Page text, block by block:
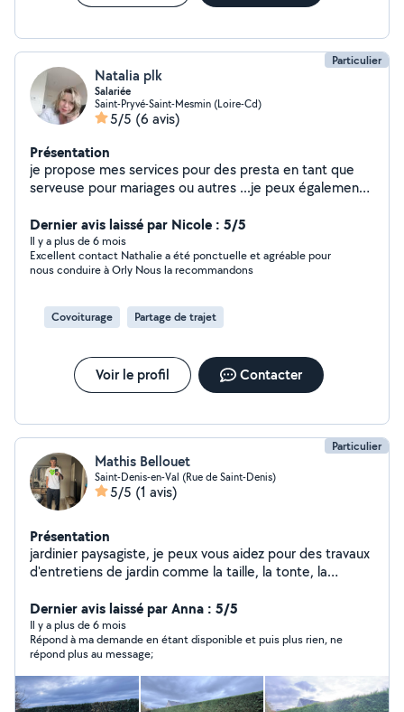
Particulier
Natalia plk
Salariée
Saint-Pryvé-Saint-Mesmin (Loire-Cd)
5/5 (6 avis)
Présentation
je propose mes services pour des presta en tant que
serveuse pour mariages ou autres ...je peux également
sitting..je peux faire vos courses ..disponible ponctuelle
et vehiculée je suis a votre disposition pout d eventuels
services..n' hésitez pas à me contacter
Dernier avis laissé par Nicole : 5/5
Il y a plus de 6 mois
Excellent contact Nathalie a été ponctuelle et agréable pour
nous conduire à Orly Nous la recommandons
Covoiturage Partage de trajet
Voir le profil Contacter
Particulier
Mathis Bellouet
Saint-Denis-en-Val (Rue de Saint-Denis)
5/5 (1 avis)
Présentation
jardinier paysagiste, je peux vous aidez pour des travaux
d'entretiens de jardin comme la taille, la tonte, la
Dernier avis laissé par Anna : 5/5
Il y a plus de 6 mois
Répond à ma demande en étant disponible et puis plus rien, ne
répond plus au message;